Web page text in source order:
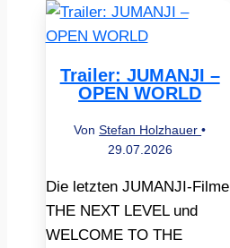
Trailer: JUMANJI –
OPEN WORLD
VonStefan Holzhauer•
29.07.2026
Die letzten JUMANJI-Filme
THE NEXT LEVEL und
WELCOME TO THE